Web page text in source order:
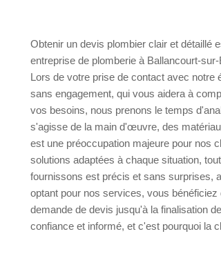
Obtenir un devis plombier clair et détaillé
entreprise de plomberie à Ballancourt-
Lors de votre prise de contact avec notre
sans engagement, qui vous aidera à
vos besoins, nous prenons le temps
s'agisse de la main d'œuvre, des
est une préoccupation majeure pour nos
solutions adaptées à chaque situation,
fournissons est précis et sans surprises,
optant pour nos services, vous
demande de devis jusqu'à la finalisation
confiance et informé, et c'est pourquoi la